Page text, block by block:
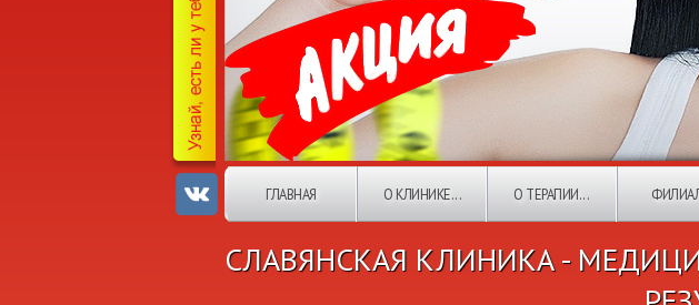
ГЛАВНАЯ О КЛИНИКЕ... О ТЕРАПИИ...
СЛАВЯНСКАЯ КЛИНИКА -